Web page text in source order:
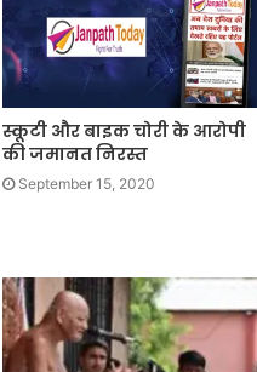
स्कूटी और बाइक चोरी के आरोपी
की जमानत निरस्त
September 15, 2020